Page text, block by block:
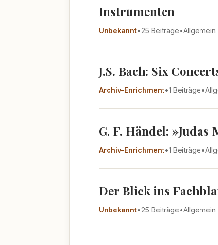
Instrumenten
Unbekannt•25 Beiträge•Allgemein
J.S. Bach: Six
Archiv-Enrichment•1 Beiträge•
G. F. Händel: »Judas
Archiv-Enrichment•1 Beiträge•
Der Blick ins
Unbekannt•25 Beiträge•Allgemein